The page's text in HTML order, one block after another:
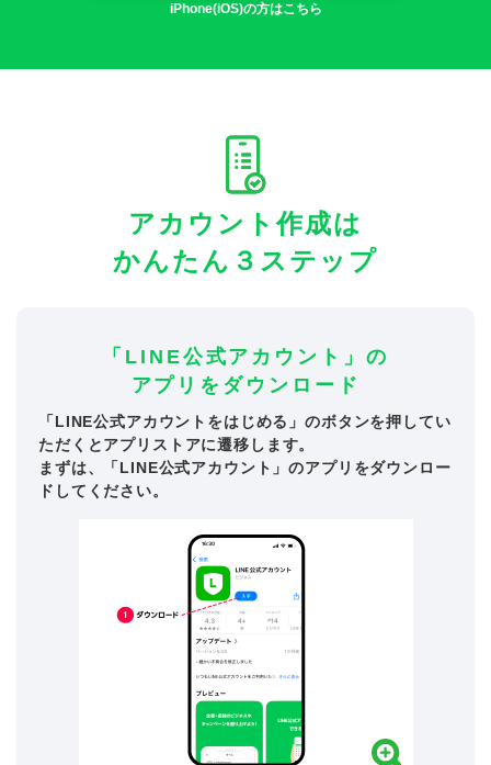
iPhone(iOS)の方はこちら
アカウント作成は
かんたん３ステップ
「LINE公式アカウント」の
アプリをダウンロード
「LINE公式アカウントをはじめる」のボタンを押してい
ただくとアプリストアに遷移します。
まずは、「LINE公式アカウント」のアプリをダウンロー
ドしてください。